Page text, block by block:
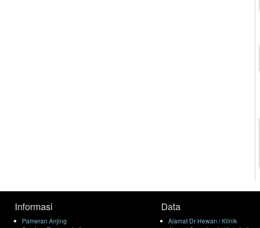
Informasi
Pameran Anjing
Data
Alamat Dr Hewan / Klinik